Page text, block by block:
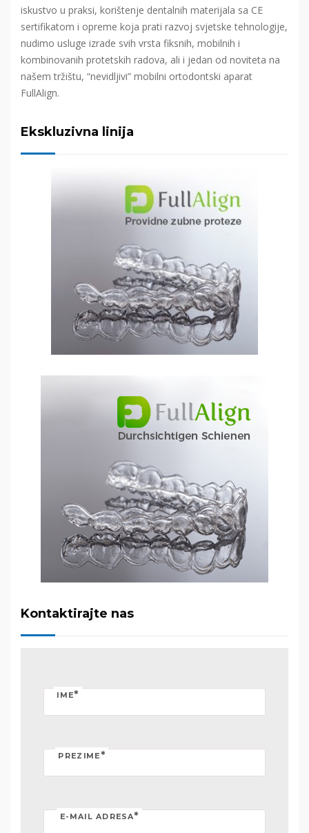
iskustvo u praksi, korištenje dentalnih materijala sa CE
sertifikatom i opreme koja prati razvoj svjetske tehnologije,
nudimo usluge izrade svih vrsta fiksnih, mobilnih i
kombinovanih protetskih radova, ali i jedan od noviteta na
našem tržištu, “nevidljivi” mobilni ortodontski aparat
FullAlign.
Ekskluzivna linija
Kontaktirajte nas
IME*
PREZIME *
E-MAIL ADRESA*